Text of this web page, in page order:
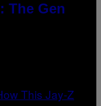
The Gen